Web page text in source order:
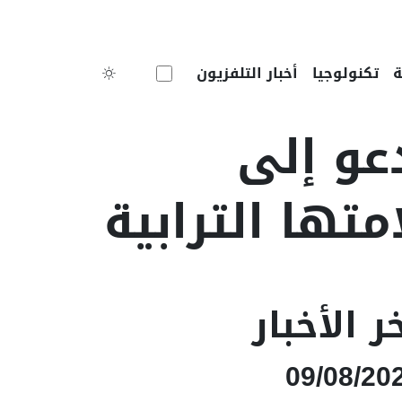
تكنولوجيا أخبار التلفزيون
إلى
الترابية
الأخبار
09/08/